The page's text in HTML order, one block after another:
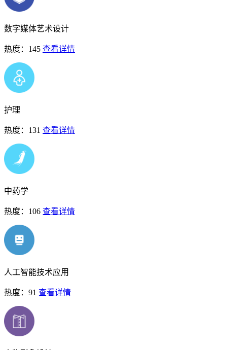
数字媒体艺术设计
热度：145 查看详情
护理
热度：131 查看详情
中药学
热度：106 查看详情
人工智能技术应用
热度：91 查看详情